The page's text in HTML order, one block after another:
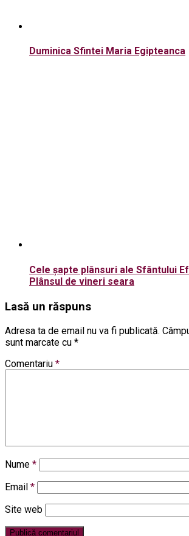
Duminica Sfintei Maria Egipteanca
Cele șapte plânsuri ale Sfântului
Plânsul de vineri seara
Lasă un răspuns
Adresa ta de email nu va fi publicată.
sunt marcate cu *
Comentariu *
Nume *
Email *
Site web